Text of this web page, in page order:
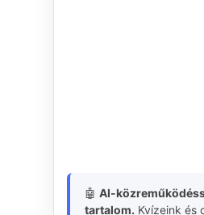
🤖 AI-
tartalom. Kvízeink és